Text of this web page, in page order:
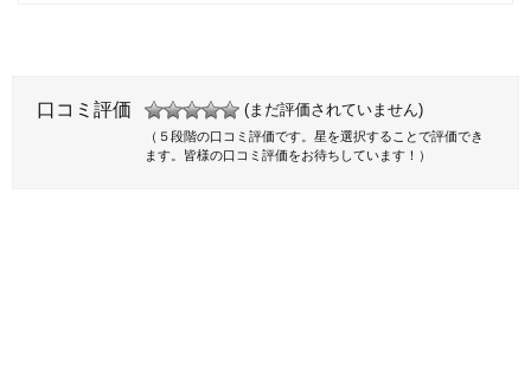
口コミ評価 (まだ評価されていません)
（５段階の口コミ評価です。星を選択することで評価でき
ます。皆様の口コミ評価をお待ちしています！）